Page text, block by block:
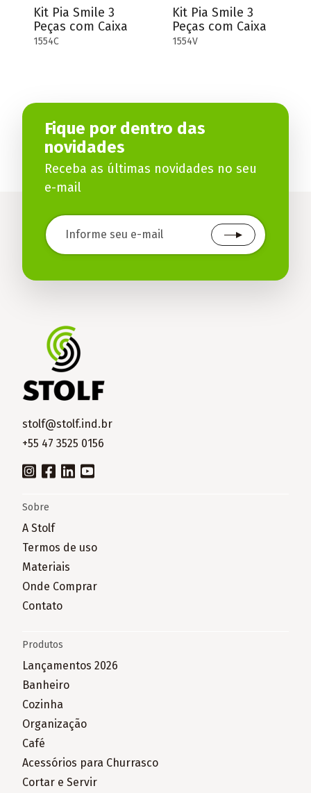
Kit Pia Smile 3
Peças com Caixa
1554C
Kit Pia Smile 3
Peças com Caixa
1554V
Fique por dentro das
novidades
Receba as últimas novidades no seu
e-mail
stolf@stolf.ind.br
+55 47 3525 0156
Sobre
A Stolf
Termos de uso
Materiais
Onde Comprar
Contato
Produtos
Lançamentos 2026
Banheiro
Cozinha
Organização
Café
Acessórios para Churrasco
Cortar e Servir